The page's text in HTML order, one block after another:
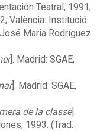
Teatral, 1991;
València: Institució
Maria Rodríguez
]. Madrid: SGAE,
]. Madrid: SGAE,
de la classe].
1993. (Trad.